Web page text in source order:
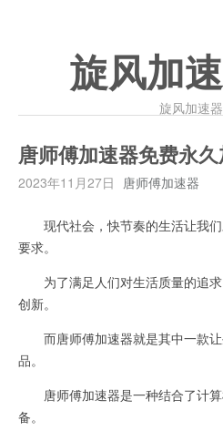
旋风加
旋风加速
唐师傅加速器免费永
2023年11月27日 唐师傅加速器
现代社会，快节奏的生活让我们
要求。
为了满足人们对生活质量的追求
创新。
而唐师傅加速器就是其中一款让
品。
唐师傅加速器是一种结合了计算
备。